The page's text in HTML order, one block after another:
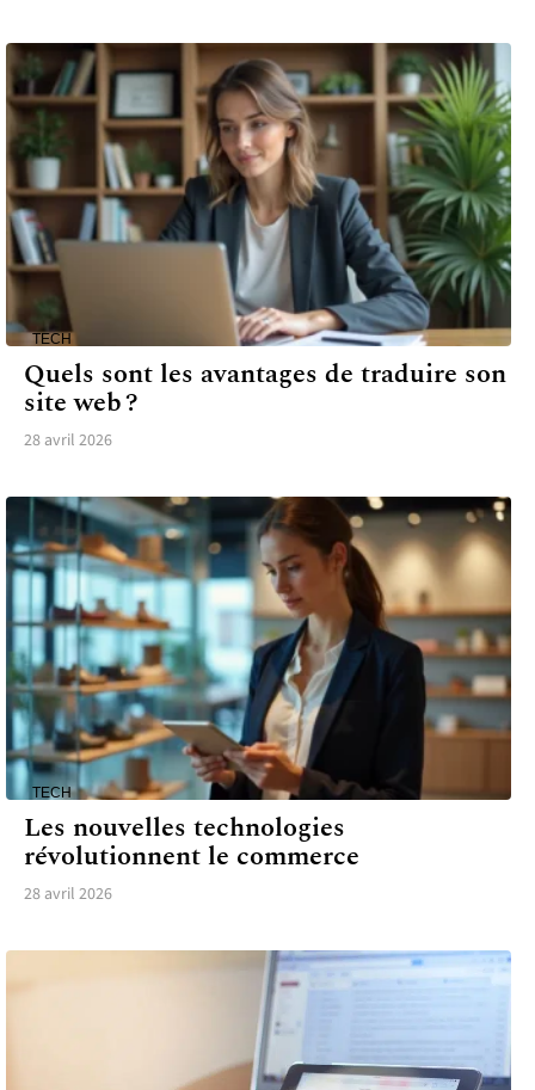
TECH
Quels sont les avantages de traduire son
site web ?
28 avril 2026
TECH
Les nouvelles technologies
révolutionnent le commerce
28 avril 2026